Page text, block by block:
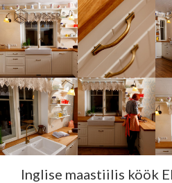
Inglise maastiilis köök